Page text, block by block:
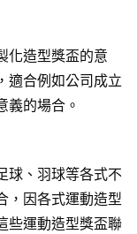
化造型獎盃的意
適合例如公司成立
義的場合。
球、羽球等各式不
，因各式運動造型
些運動造型獎盃聯